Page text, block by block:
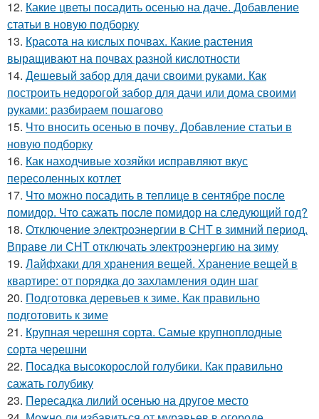
12. Какие цветы посадить осенью на даче. Добавление
статьи в новую подборку
13. Красота на кислых почвах. Какие растения
выращивают на почвах разной кислотности
14. Дешевый забор для дачи своими руками. Как
построить недорогой забор для дачи или дома своими
руками: разбираем пошагово
15. Что вносить осенью в почву. Добавление статьи в
новую подборку
16. Как находчивые хозяйки исправляют вкус
пересоленных котлет
17. Что можно посадить в теплице в сентябре после
помидор. Что сажать после помидор на следующий год?
18. Отключение электроэнергии в СНТ в зимний период.
Вправе ли СНТ отключать электроэнергию на зиму
19. Лайфхаки для хранения вещей. Хранение вещей в
квартире: от порядка до захламления один шаг
20. Подготовка деревьев к зиме. Как правильно
подготовить к зиме
21. Крупная черешня сорта. Самые крупноплодные
сорта черешни
22. Посадка высокорослой голубики. Как правильно
сажать голубику
23. Пересадка лилий осенью на другое место